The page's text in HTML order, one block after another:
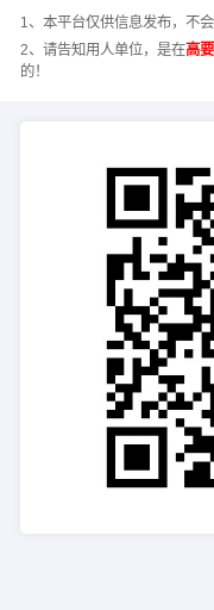
1、本平台仅供信息发布，不
2、请告知用人单位，是在高
的！